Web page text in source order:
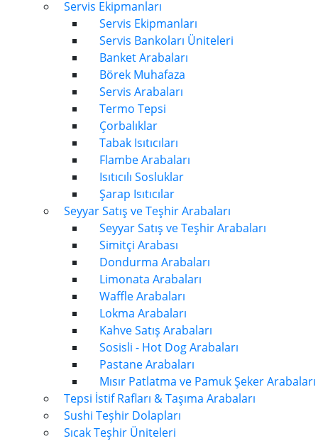
Servis Ekipmanları
Servis Ekipmanları
Servis Bankoları Üniteleri
Banket Arabaları
Börek Muhafaza
Servis Arabaları
Termo Tepsi
Çorbalıklar
Tabak Isıtıcıları
Flambe Arabaları
Isıtıcılı Sosluklar
Şarap Isıtıcılar
Seyyar Satış ve Teşhir Arabaları
Seyyar Satış ve Teşhir Arabaları
Simitçi Arabası
Dondurma Arabaları
Limonata Arabaları
Waffle Arabaları
Lokma Arabaları
Kahve Satış Arabaları
Sosisli - Hot Dog Arabaları
Pastane Arabaları
Mısır Patlatma ve Pamuk Şeker Arabaları
Tepsi İstif Rafları & Taşıma Arabaları
Sushi Teşhir Dolapları
Sıcak Teşhir Üniteleri